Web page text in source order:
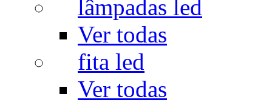
lâmpadas led
Ver todas
fita led
Ver todas